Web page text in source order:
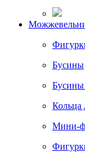
Бусины
Бусины
Кольца
Мини-